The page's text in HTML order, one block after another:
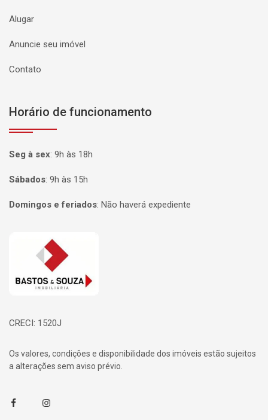
Alugar
Anuncie seu imóvel
Contato
Horário de funcionamento
Seg à sex: 9h às 18h
Sábados: 9h às 15h
Domingos e feriados: Não haverá expediente
Página inicial
CRECI: 1520J
Os valores, condições e disponibilidade dos imóveis estão sujeitos
a alterações sem aviso prévio.
FacebookInstagram